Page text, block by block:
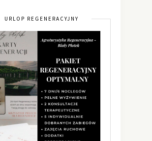
URLOP REGENERACYJNY